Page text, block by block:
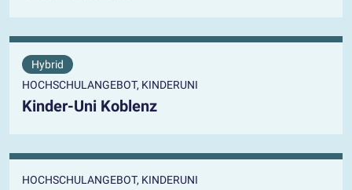
Hybrid
HOCHSCHULANGEBOT, KINDERUNI
Kinder-Uni Koblenz
HOCHSCHULANGEBOT, KINDERUNI